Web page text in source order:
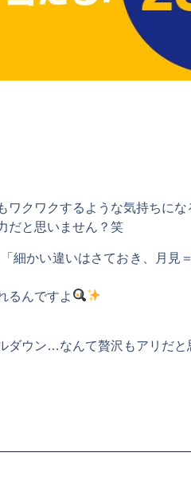
クワクするような気持ちにな
だと思いません？笑
細かい違いはさておき、月見
るんですよ
ダウン…なんて贅沢もアリだと